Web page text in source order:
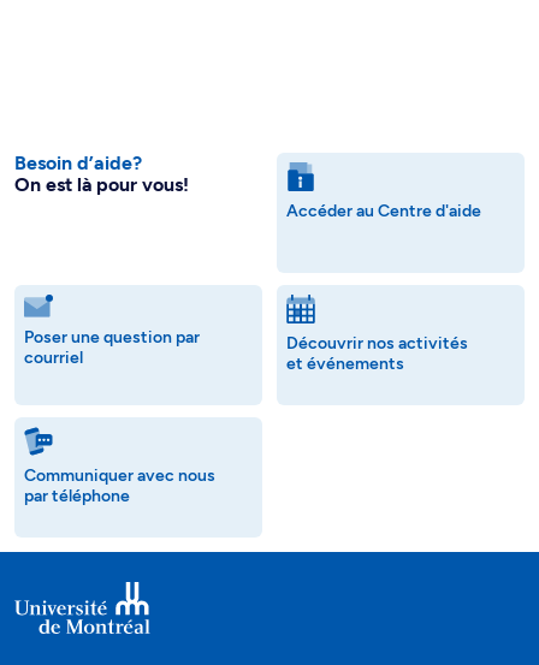
Besoin d’aide?
On est là pour vous!
Accéder au Centre d'aide
Poser une question par
courriel
Découvrir nos activités
et événements
Communiquer avec nous
par téléphone